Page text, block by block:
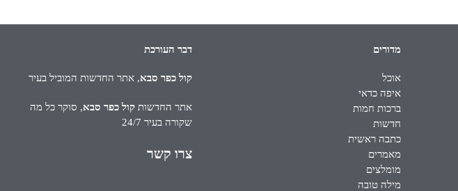
מדורים
אוכל
איפה כדאי
ברכות חמות
חדשות
כתבה ראשית
מאמרים
מומלצים
מילה טובה
דבר העורכת
קול כפר סבא, אתר החדשות המוביל בעיר
אתר החדשות קול כפר סבא, סוקר כל מה
שקורה בעיר 24/7
צרו קשר